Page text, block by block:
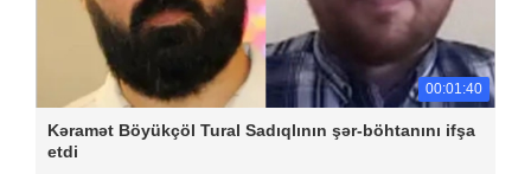
00:01:40
Kəramət Böyükçöl Tural Sadıqlının şər-böhtanını ifşa
etdi